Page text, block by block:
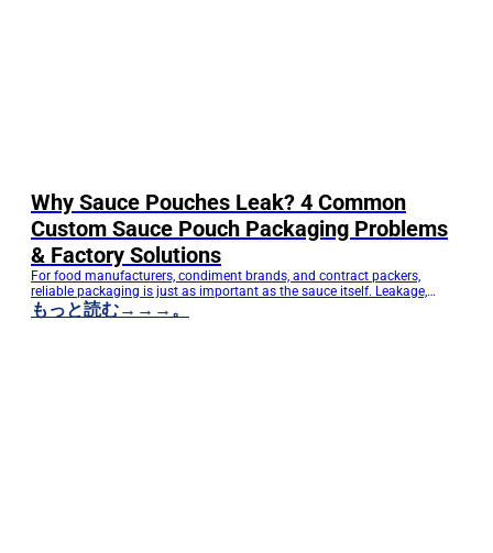
Why Sauce Pouches Leak? 4 Common
Custom Sauce Pouch Packaging Problems
& Factory Solutions
For food manufacturers, condiment brands, and contract packers,
reliable packaging is just as important as the sauce itself. Leakage,
delamination, poor sealing, and machine downtime can lead to product
waste, customer complaints, delayed deliveries, and increased
もっと読む→→→。